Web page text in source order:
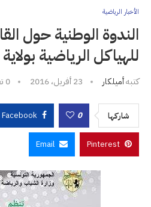
الأخبار الرياضية
الندوة الوطنية حول
للهياكل الرياضية
كتبهأميلكار 23 أفريل، 2016 0 تعليقات
شاركها 0
Facebook
Pinterest
Email